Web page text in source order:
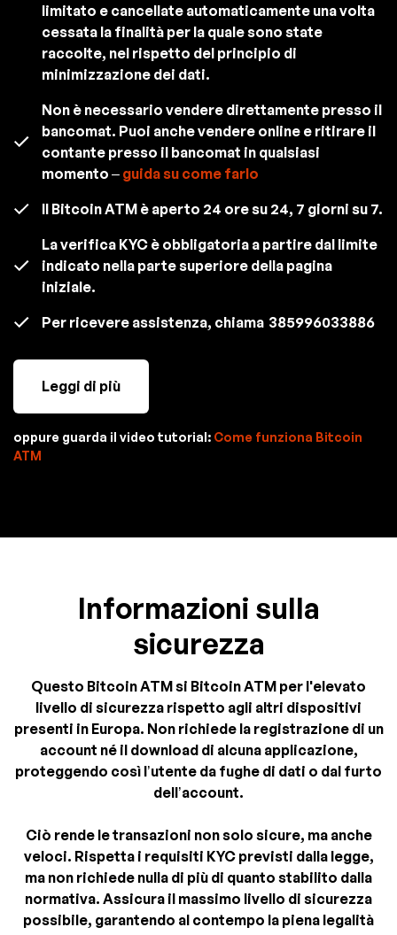
limitato e cancellate automaticamente una volta
cessata la finalità per la quale sono state
raccolte, nel rispetto del principio di
minimizzazione dei dati.
Non è necessario vendere direttamente presso il
bancomat. Puoi anche vendere online e ritirare il
contante presso il bancomat in qualsiasi
momento – guida su come farlo
Il Bitcoin ATM è aperto 24 ore su 24, 7 giorni su 7.
La verifica KYC è obbligatoria a partire dal limite
indicato nella parte superiore della pagina
iniziale.
Per ricevere assistenza, chiama 385996033886
Leggi di più
oppure guarda il video tutorial: Come funziona Bitcoin
ATM
Informazioni sulla
sicurezza
Questo Bitcoin ATM si Bitcoin ATM per l'elevato
livello di sicurezza rispetto agli altri dispositivi
presenti in Europa. Non richiede la registrazione di un
account né il download di alcuna applicazione,
proteggendo così l’utente da fughe di dati o dal furto
dell’account.
Ciò rende le transazioni non solo sicure, ma anche
veloci. Rispetta i requisiti KYC previsti dalla legge,
ma non richiede nulla di più di quanto stabilito dalla
normativa. Assicura il massimo livello di sicurezza
possibile, garantendo al contempo la piena legalità